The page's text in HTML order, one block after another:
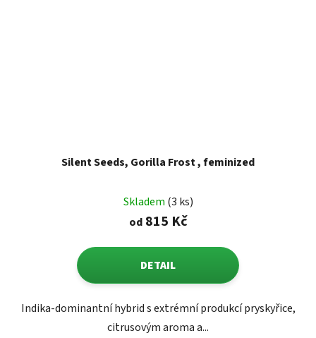
Silent Seeds, Gorilla Frost , feminized
Skladem (3 ks)
od815 Kč
DETAIL
Indika-dominantní hybrid s extrémní produkcí pryskyřice,
citrusovým aroma a...